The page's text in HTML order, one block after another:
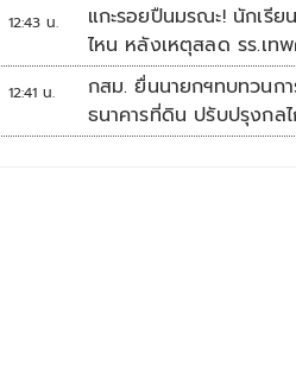
12:43 น.
แกะรอยปืนมรณะ! นักเรีย
ไหน หลังเหตุสลด รร.เท
นนทบุรี
12:41 น.
กสม. ยื่นนายกฯทบทวนก
ธนาคารที่ดิน ปรับปรุงกลไ
ปัญหาความเหลื่อมล้ำ